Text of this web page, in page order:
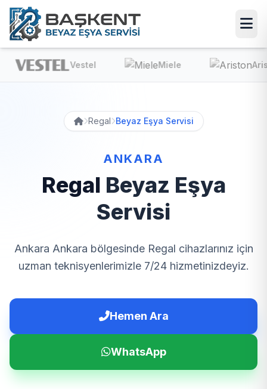
Vestel Miele Ariston
Regal Beyaz Eşya Servisi
ANKARA
Regal Beyaz Eşya
Servisi
Ankara Ankara bölgesinde Regal cihazlarınız için
uzman teknisyenlerimizle 7/24 hizmetinizdeyiz.
Hemen Ara
WhatsApp